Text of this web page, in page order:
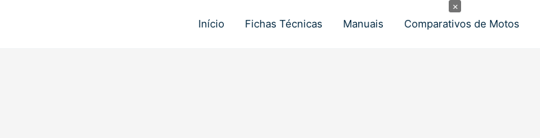
Início Fichas Técnicas Manuais Comparativos de Motos
×